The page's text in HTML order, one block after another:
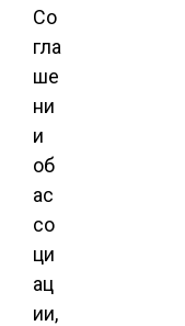
Со
гла
ше
ни
и
об
ас
со
ци
ац
ии,